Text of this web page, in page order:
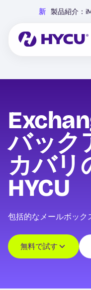
content
新 製品紹介：
バック
カバリ
HYCU
包括的なメールボック
無料で試す